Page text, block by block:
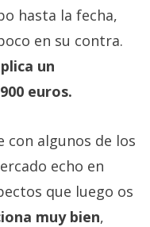
hasta la fecha,
en su contra.
un
euros.
con algunos de los
echo en
que luego os
muy bien,